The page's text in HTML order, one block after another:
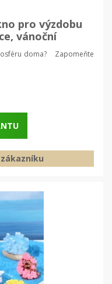
pro výzdobu
vánoční
doma? Zapomeňte